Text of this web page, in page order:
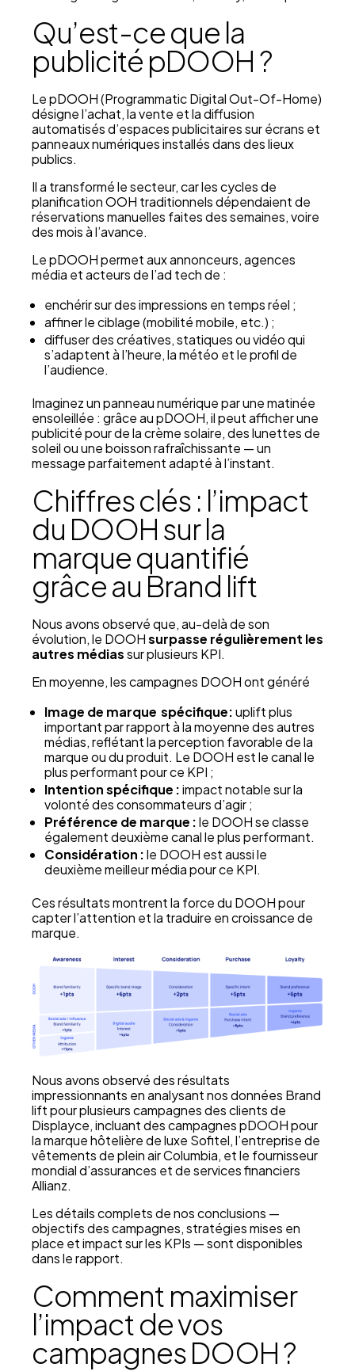
Qu’est-ce que la
publicité pDOOH ?
Le pDOOH (Programmatic Digital Out-Of-Home)
désigne l’achat, la vente et la diffusion
automatisés d’espaces publicitaires sur écrans et
panneaux numériques installés dans des lieux
publics.
Il a transformé le secteur, car les cycles de
planification OOH traditionnels dépendaient de
réservations manuelles faites des semaines, voire
des mois à l’avance.
Le pDOOH permet aux annonceurs, agences
média et acteurs de l’ad tech de :
enchérir sur des impressions en temps réel ;
affiner le ciblage (mobilité mobile, etc.) ;
diffuser des créatives, statiques ou vidéo qui
s’adaptent à l’heure, la météo et le profil de
l’audience.
Imaginez un panneau numérique par une matinée
ensoleillée : grâce au pDOOH, il peut afficher une
publicité pour de la crème solaire, des lunettes de
soleil ou une boisson rafraîchissante — un
message parfaitement adapté à l’instant.
Chiffres clés : l’impact
du DOOH sur la
marque quantifié
grâce au Brand lift
Nous avons observé que, au-delà de son
évolution, le DOOHsurpasse régulièrement les
autres médiassur plusieurs KPI.
En moyenne, les campagnes DOOH ont généré
Image de marque spécifique:uplift plus
important par rapport à la moyenne des autres
médias, reflétant la perception favorable de la
marque ou du produit. Le DOOH est le canal le
plus performant pour ce KPI ;
Intention spécifique :impact notable sur la
volonté des consommateurs d’agir ;
Préférence de marque :le DOOH se classe
également deuxième canal le plus performant.
Considération :le DOOH est aussi le
deuxième meilleur média pour ce KPI.
Ces résultats montrent la force du DOOH pour
capter l’attention et la traduire en croissance de
marque.
Nous avons observé des résultats
impressionnants en analysant nos données Brand
lift pour plusieurs campagnes des clients de
Displayce, incluant des campagnes pDOOH pour
la marque hôtelière de luxe Sofitel, l’entreprise de
vêtements de plein air Columbia, et le fournisseur
mondial d’assurances et de services financiers
Allianz.
Les détails complets de nos conclusions —
objectifs des campagnes, stratégies mises en
place et impact sur les KPIs — sont disponibles
dans le rapport.
Comment maximiser
l’impact de vos
campagnes DOOH ?